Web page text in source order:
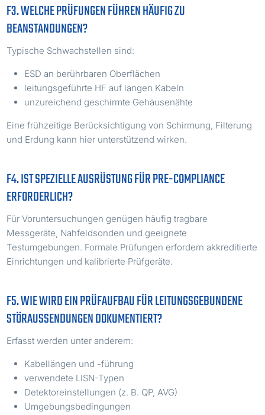
F3. WELCHE PRÜFUNGEN FÜHREN HÄUFIG ZU
BEANSTANDUNGEN?
Typische Schwachstellen sind:
ESD an berührbaren Oberflächen
leitungsgeführte HF auf langen Kabeln
unzureichend geschirmte Gehäusenähte
Eine frühzeitige Berücksichtigung von Schirmung, Filterung
und Erdung kann hier unterstützend wirken.
F4. IST SPEZIELLE AUSRÜSTUNG FÜR PRE-COMPLIANCE
ERFORDERLICH?
Für Voruntersuchungen genügen häufig tragbare
Messgeräte, Nahfeldsonden und geeignete
Testumgebungen. Formale Prüfungen erfordern akkreditierte
Einrichtungen und kalibrierte Prüfgeräte.
F5. WIE WIRD EIN PRÜFAUFBAU FÜR LEITUNGSGEBUNDENE
STÖRAUSSENDUNGEN DOKUMENTIERT?
Erfasst werden unter anderem:
Kabellängen und -führung
verwendete LISN-Typen
Detektoreinstellungen (z. B. QP, AVG)
Umgebungsbedingungen